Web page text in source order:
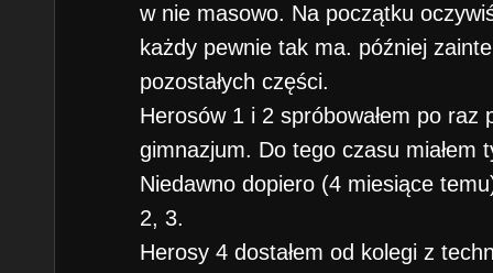
w nie masowo. Na początku
każdy pewnie tak ma. później
pozostałych części.
Herosów 1 i 2 spróbowałem po raz
gimnazjum. Do tego czasu miałem
Niedawno dopiero (4 miesiące
2, 3.
Herosy 4 dostałem od kolegi z